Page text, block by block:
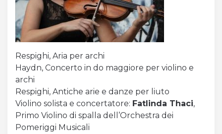
Respighi, Aria per archi
Haydn, Concerto in do maggiore per violino e
archi
Respighi, Antiche arie e danze per liuto
Violino solista e concertatore: Fatlinda Thaci,
Primo Violino di spalla dell’Orchestra dei
Pomeriggi Musicali